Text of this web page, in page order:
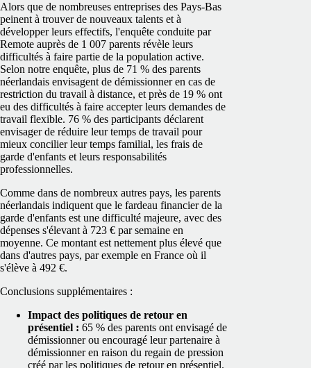
Alors que de nombreuses entreprises des Pays-Bas
peinent à trouver de nouveaux talents et à
développer leurs effectifs, l'enquête conduite par
Remote auprès de 1 007 parents révèle leurs
difficultés à faire partie de la population active.
Selon notre enquête, plus de 71 % des parents
néerlandais envisagent de démissionner en cas de
restriction du travail à distance, et près de 19 % ont
eu des difficultés à faire accepter leurs demandes de
travail flexible. 76 % des participants déclarent
envisager de réduire leur temps de travail pour
mieux concilier leur temps familial, les frais de
garde d'enfants et leurs responsabilités
professionnelles.
Comme dans de nombreux autres pays, les parents
néerlandais indiquent que le fardeau financier de la
garde d'enfants est une difficulté majeure, avec des
dépenses s'élevant à 723 € par semaine en
moyenne. Ce montant est nettement plus élevé que
dans d'autres pays, par exemple en France où il
s'élève à 492 €.
Conclusions supplémentaires :
Impact des politiques de retour en
présentiel : 65 % des parents ont envisagé de
démissionner ou encouragé leur partenaire à
démissionner en raison du regain de pression
créé par les politiques de retour en présentiel.